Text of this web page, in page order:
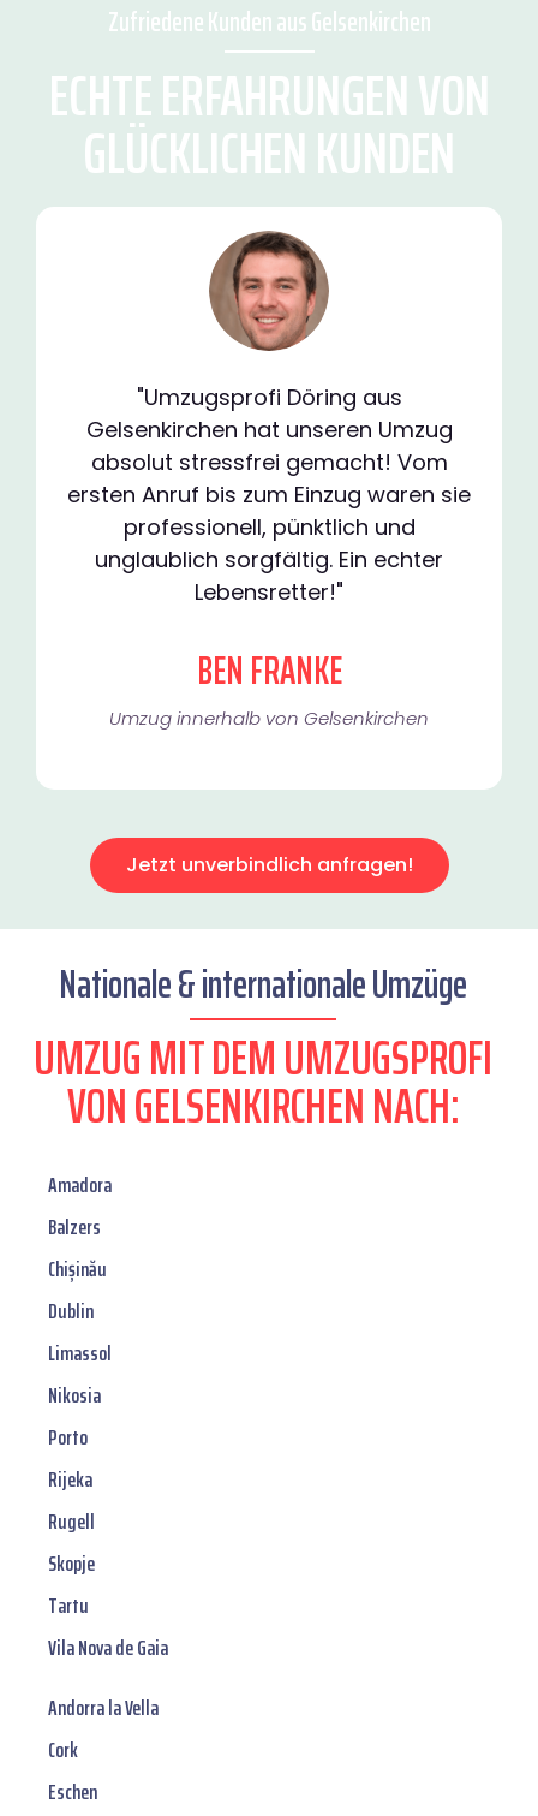
Zufriedene Kunden aus Gelsenkirchen
ECHTE ERFAHRUNGEN VON
GLÜCKLICHEN KUNDEN
"Umzugsprofi Döring aus
Gelsenkirchen hat unseren Umzug
absolut stressfrei gemacht! Vom
ersten Anruf bis zum Einzug waren sie
professionell, pünktlich und
unglaublich sorgfältig. Ein echter
Lebensretter!"
BEN FRANKE
Umzug innerhalb von Gelsenkirchen​
Jetzt unverbindlich anfragen!
Nationale & internationale Umzüge
UMZUG MIT DEM UMZUGSPROFI
VON GELSENKIRCHEN NACH:
Amadora
Balzers
Chișinău
Dublin
Limassol
Nikosia
Porto
Rijeka
Rugell
Skopje
Tartu
Vila Nova de Gaia
Andorra la Vella
Cork
Eschen